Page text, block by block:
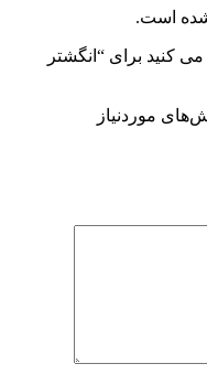
است.
کنید برای “انگشتر
موردنیاز